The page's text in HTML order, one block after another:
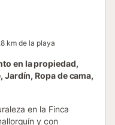
km de la playa
en la propiedad,
Ropa de cama,
en la Finca
y con